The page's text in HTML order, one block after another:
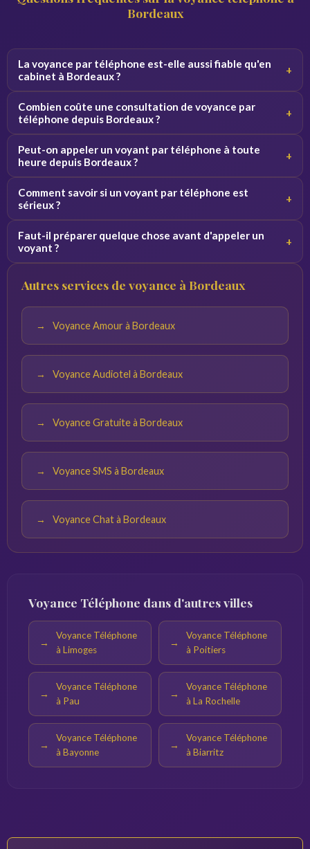
Bordeaux
La voyance par téléphone est-elle aussi fiable qu'en
cabinet à Bordeaux ?
+
Par téléphone, le voyant se concentre sur votre voix et
Combien coûte une consultation de voyance par
téléphone depuis Bordeaux ?
+
voyant. Des premières minutes sont souvent offertes
Peut-on appeler un voyant par téléphone à toute
heure depuis Bordeaux ?
+
pouvez appeler de jour comme de nuit depuis Bordeaux et
Comment savoir si un voyant par téléphone est
sérieux ?
+
du voyant sur la plateforme. Profitez des minutes
Faut-il préparer quelque chose avant d'appeler un
voyant ?
+
calme. Plus vos questions sont précises, plus les réponses
Autres services de voyance à Bordeaux
Voyance Amour à Bordeaux
Voyance Audiotel à Bordeaux
Voyance Gratuite à Bordeaux
Voyance SMS à Bordeaux
Voyance Chat à Bordeaux
Voyance Téléphone dans d'autres villes
Voyance Téléphone
à Limoges
Voyance Téléphone
à Poitiers
Voyance Téléphone
à Pau
Voyance Téléphone
à La Rochelle
Voyance Téléphone
à Bayonne
Voyance Téléphone
à Biarritz